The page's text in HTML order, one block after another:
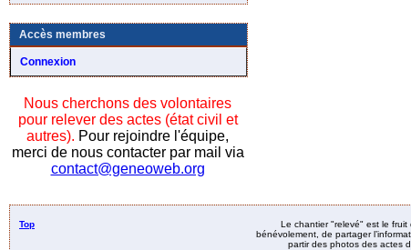
Accès membres
Connexion
Nous cherchons des volontaires
pour relever des actes (état civil et
autres). Pour rejoindre l'équipe,
merci de nous contacter par mail via
contact@geneoweb.org
Top
Le chantier "relevé" est le fruit
bénévolement, de partager
partir des photos des actes